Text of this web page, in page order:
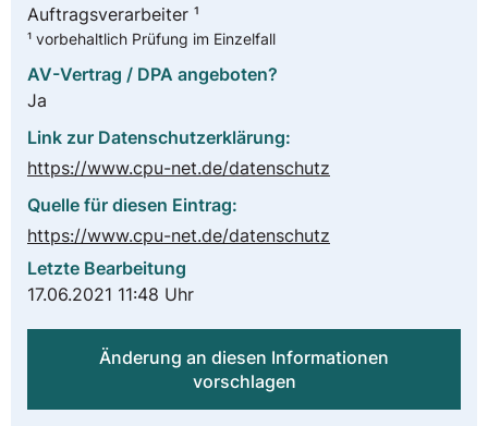
Auftragsverarbeiter ¹
¹ vorbehaltlich Prüfung im Einzelfall
AV-Vertrag / DPA angeboten?
Ja
Link zur Datenschutzerklärung:
https://www.cpu-net.de/datenschutz
Quelle für diesen Eintrag:
https://www.cpu-net.de/datenschutz
Letzte Bearbeitung
17.06.2021 11:48 Uhr
Änderung an diesen Informationen
vorschlagen